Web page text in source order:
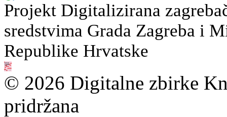
Projekt Digitalizirana
sredstvima Grada Zagreba i
Republike Hrvatske
© 2026 Digitalne zbirke
pridržana